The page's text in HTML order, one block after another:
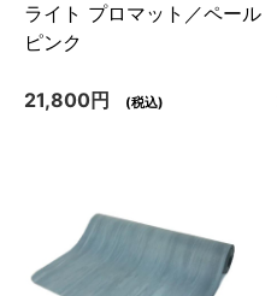
ライト プロマット／ペール
ピンク
21,800円 (税込)